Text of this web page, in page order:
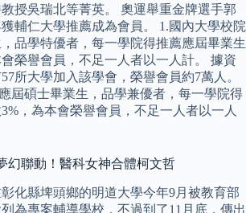
授吳瑞北等菁英。 奧運舉重金牌選手郭
輔仁大學推薦成為會員。 1.國內大學校院
品學特優者，每一學院得推薦應屆畢業生
榮譽會員，不足一人者以一人計。 據資
所大學加入該學會，榮譽會員約7萬人。
屆碩士畢業生，品學兼優者，每一學院得
，為本會榮譽會員，不足一人者以一人
幻聯動！醫科女神合體柯文哲
化縣埤頭鄉的明道大學今年9月被教育部
為專案輔導學校，不過到了11月底，傳出